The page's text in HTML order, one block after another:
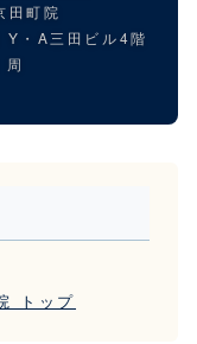
田町院
・A三田ビル4階
トップ